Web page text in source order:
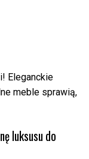
Eleganckie
meble sprawią,
luksusu do